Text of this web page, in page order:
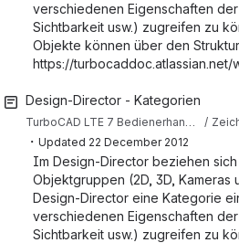
verschiedenen Eigenschaften
Sichtbarkeit usw.) zugreifen zu
Objekte können über den
https://turbocaddoc.atlassian.net/
Design-Director - Kategorien
TurboCAD LTE 7 Bedienerhandbuch
・ Updated 22 December 2012
Im Design-Director beziehen
Objektgruppen (2D, 3D, Kameras
Design-Director eine Kategorie
verschiedenen Eigenschaften
Sichtbarkeit usw.) zugreifen zu